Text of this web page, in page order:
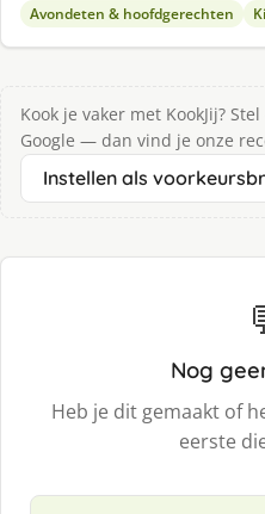
Avondeten & hoofdgerechten
Kook je vaker met KookJij?
Google — dan vind je onze
Instellen als
Nog
Heb je dit gemaakt of
eerste